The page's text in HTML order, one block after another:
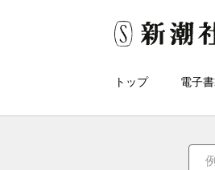
トップ 電子